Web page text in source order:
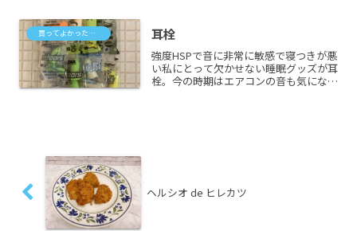
ないこと。なので、枝豆を食...
買ってよかったもの 耳栓
強度HSPで音に非常に敏感で寝つきが悪
い私にとって欠かせない睡眠グッズが耳
栓。今の時期はエアコンの音も気になる
ヘルシオ de ヒレカツ